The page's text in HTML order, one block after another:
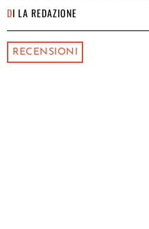
DI LA REDAZIONE
RECENSIONI